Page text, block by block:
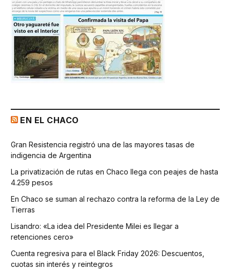
EN EL CHACO
Gran Resistencia registró una de las mayores tasas de
indigencia de Argentina
La privatización de rutas en Chaco llega con peajes de hasta
4.259 pesos
En Chaco se suman al rechazo contra la reforma de la Ley de
Tierras
Lisandro: «La idea del Presidente Milei es llegar a
retenciones cero»
Cuenta regresiva para el Black Friday 2026: Descuentos,
cuotas sin interés y reintegros